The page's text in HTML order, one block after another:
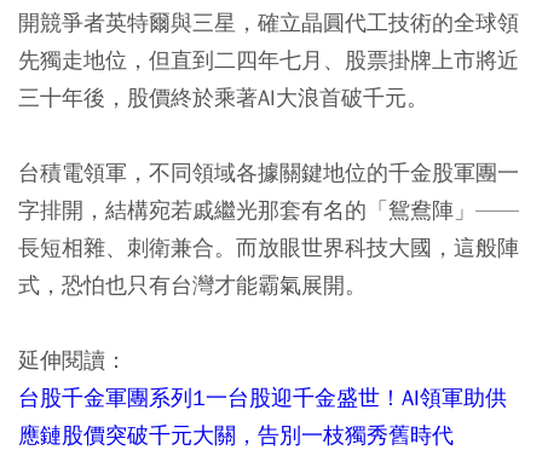
開競爭者英特爾與三星，確立晶圓代工技術的全球領
先獨走地位，但直到二四年七月、股票掛牌上市將近
三十年後，股價終於乘著AI大浪首破千元。
台積電領軍，不同領域各據關鍵地位的千金股軍團一
字排開，結構宛若戚繼光那套有名的「鴛鴦陣」——
長短相雜、刺衛兼合。而放眼世界科技大國，這般陣
式，恐怕也只有台灣才能霸氣展開。
延伸閱讀：
台股千金軍團系列1一台股迎千金盛世！AI領軍助供
應鏈股價突破千元大關，告別一枝獨秀舊時代